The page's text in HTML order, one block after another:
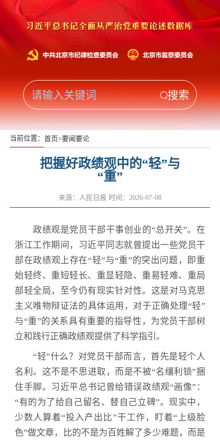
当前位置： 首页>要闻要论
把握好政绩观中的“轻”与
“重”
来源：人民日报 时间：2026-07-08
政绩观是党员干部干事创业的“总开关”。在
浙江工作期间，习近平同志就曾提出一些党员干
部在政绩观上存在“轻”与“重”的突出问题，即重
始轻终、重短轻长、重显轻隐、重易轻难、重局
部轻全局，至今仍有现实针对性。这是对马克思
主义唯物辩证法的具体运用，对于正确处理“轻”
与“重”的关系具有重要的指导性，为党员干部树
立和践行正确政绩观提供了科学指引。
“轻”什么？对党员干部而言，首先是轻个人
名利。这不是不思进取，而是不被“名缰利锁”捆
住手脚。习近平总书记曾给错误政绩观“画像”：
“有的为了给自己留名、替自己立碑”。现实中，
少数人算着“投入产出比”干工作，盯着“上级脸
色”做文章，比的不是为百姓解了多少难题，而是